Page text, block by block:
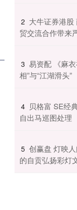
2 大牛证券港
贸交流合作带来
3 易资配 《麻
相”与“江湖滑头”
4 贝格富 SE经
自出马巡图处理
5 创赢盘 灯映
的自贡弘扬彩灯